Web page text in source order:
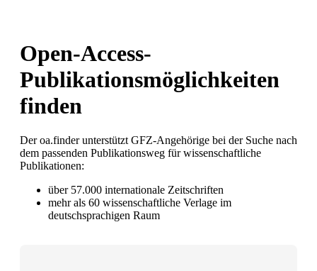
Open-Access-
Publikationsmöglichkeiten
finden
Der oa.finder unterstützt GFZ-Angehörige bei der Suche nach
dem passenden Publikationsweg für wissenschaftliche
Publikationen:
über 57.000 internationale Zeitschriften
mehr als 60 wissenschaftliche Verlage im
deutschsprachigen Raum